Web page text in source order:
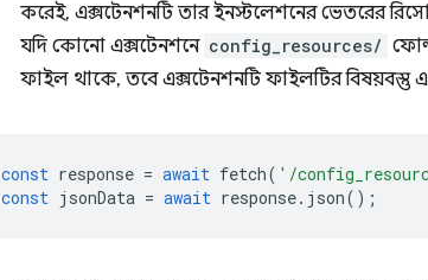
করেই, এক্সটেনশনটি তার ইনস্টলেশনের ভেতরের
যদি কোনো এক্সটেনশনে config_resources/
ফাইল থাকে, তবে এক্সটেনশনটি ফাইলটির বিষয়বস্তু
const response = await fetch( '/
const jsonData = await response. json();